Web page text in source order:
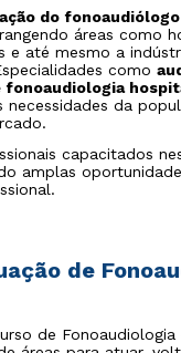
do
áreas como
e até mesmo a
como
fonoaudiologia
necessidades da
capacitados
amplas
de
de Fonoaudiologia